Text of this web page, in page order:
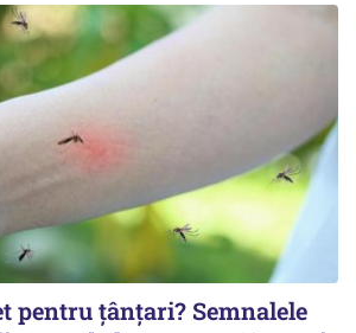
pentru țânțari? Semnalele